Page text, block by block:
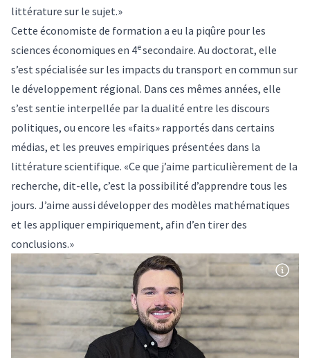
littérature sur le sujet.»
Cette économiste de formation a eu la piqûre pour les
sciences économiques en 4esecondaire. Au doctorat, elle
s’est spécialisée sur les impacts du transport en commun sur
le développement régional. Dans ces mêmes années, elle
s’est sentie interpellée par la dualité entre les discours
politiques, ou encore les «faits» rapportés dans certains
médias, et les preuves empiriques présentées dans la
littérature scientifique. «Ce que j’aime particulièrement de la
recherche, dit-elle, c’est la possibilité d’apprendre tous les
jours. J’aime aussi développer des modèles mathématiques
et les appliquer empiriquement, afin d’en tirer des
conclusions.»